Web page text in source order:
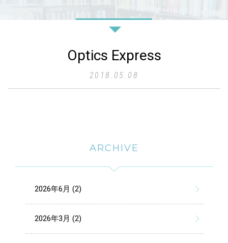
Optics Express
2018.05.08
ARCHIVE
2026年6月 (2)
2026年3月 (2)